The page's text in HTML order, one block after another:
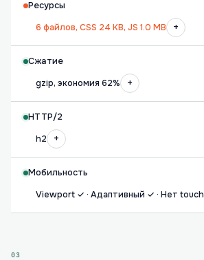
Ресурсы
6 файлов, CSS 24 KB, JS 1.0 MB
+
Сжатие
gzip, экономия 62%
+
HTTP/2
h2
+
Мобильность
Viewport ✓ · Адаптивный ✓ · Нет touch
03